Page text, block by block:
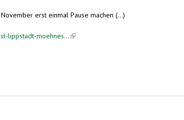
erst einmal Pause machen (...)
lippstadt-moehnes...(link is external)